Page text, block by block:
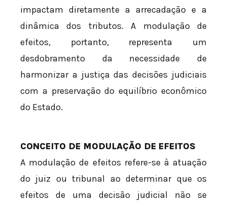
impactam diretamente a arrecadação e a
dinâmica dos tributos. A modulação de
efeitos, portanto, representa um
desdobramento da necessidade de
harmonizar a justiça das decisões judiciais
com a preservação do equilíbrio econômico
do Estado.
CONCEITO DE MODULAÇÃO DE EFEITOS
A modulação de efeitos refere-se à atuação
do juiz ou tribunal ao determinar que os
efeitos de uma decisão judicial não se